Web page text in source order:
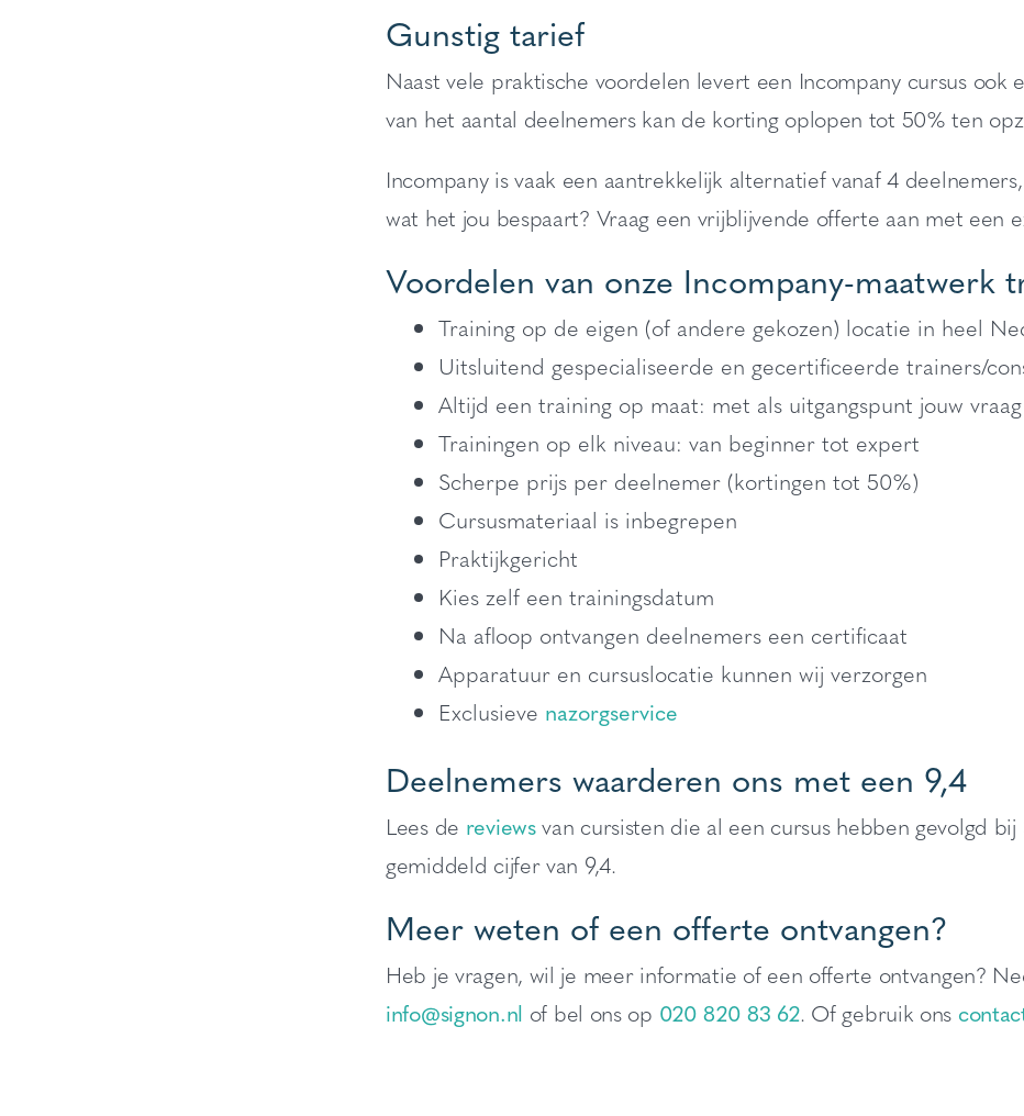
Gunstig tarief
Naast vele praktische voordelen levert een Incompany cursus
van het aantal deelnemers kan de korting oplopen tot 50% ten
Incompany is vaak een aantrekkelijk alternatief vanaf 4
wat het jou bespaart? Vraag een vrijblijvende offerte aan met een
Voordelen van onze Incompany-maatwerk
Training op de eigen (of andere gekozen) locatie in heel
Uitsluitend gespecialiseerde en gecertificeerde trainers/
Altijd een training op maat: met als uitgangspunt jouw vraag
Trainingen op elk niveau: van beginner tot expert
Scherpe prijs per deelnemer (kortingen tot 50%)
Cursusmateriaal is inbegrepen
Praktijkgericht
Kies zelf een trainingsdatum
Na afloop ontvangen deelnemers een certificaat
Apparatuur en cursuslocatie kunnen wij verzorgen
Exclusieve nazorgservice
Deelnemers waarderen ons met een 9,4
Lees de reviewsvan cursisten die al een cursus hebben gevolgd
gemiddeld cijfer van 9,4.
Meer weten of een offerte ontvangen?
Heb je vragen, wil je meer informatie of een offerte ontvangen?
info@signon.nl of bel ons op 020 820 83 62. Of gebruik ons